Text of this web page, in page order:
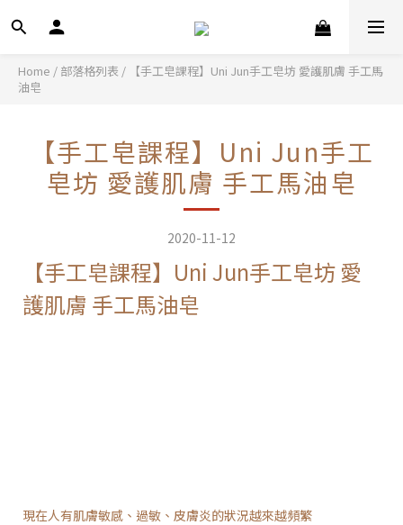
Home / 部落格列表 /
【手工皂課程】Uni Jun手工皂坊 愛護肌膚 手工馬
油皂
【手工皂課程】Uni Jun手工
皂坊 愛護肌膚 手工馬油皂
2020-11-12
【手工皂課程】Uni Jun手工皂坊 愛
護肌膚 手工馬油皂
現在人有肌膚敏感、過敏、皮膚炎的狀況越來越頻繁